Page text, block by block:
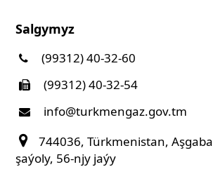
Salgymyz
(99312) 40-32-60
(99312) 40-32-54
info@turkmengaz.gov.tm
744036, Türkmenistan,
şaýoly, 56-njy jaýy